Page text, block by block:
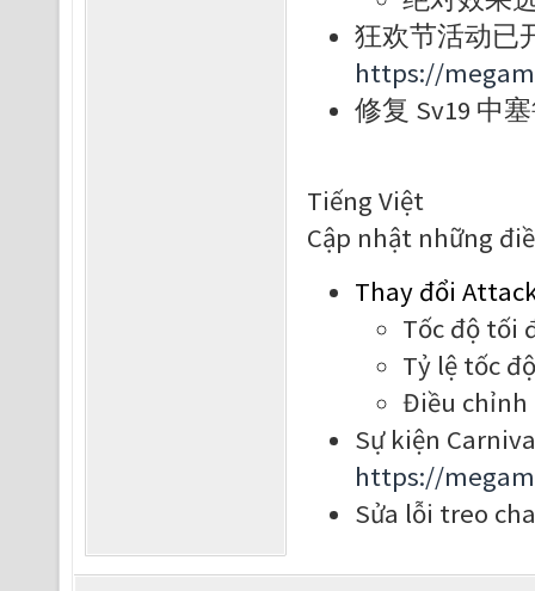
狂欢节活动已
https://
修复 Sv19 中
Tiếng Việt
Cập nhật những
Thay đổi
Tốc độ tối
Tỷ lệ tốc
Điều chỉnh
Sự kiện
https://
Sửa lỗi treo